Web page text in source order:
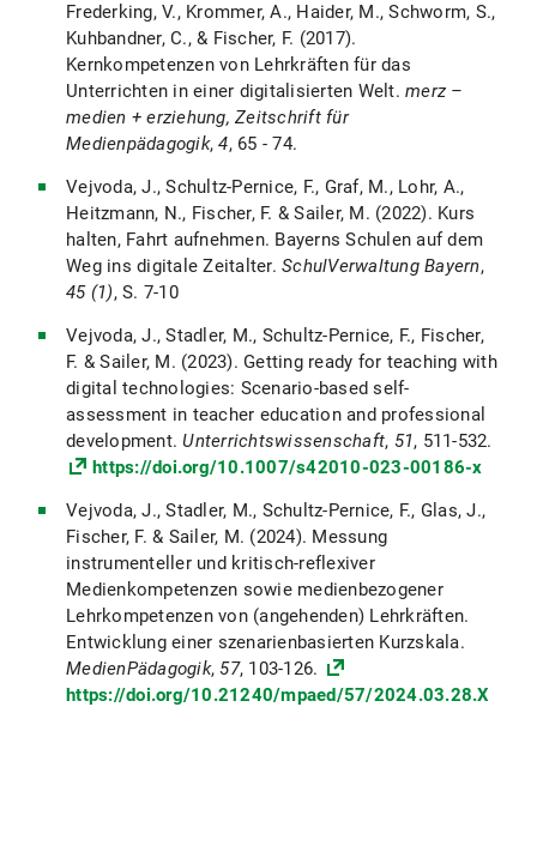
Frederking, V., Krommer, A., Haider, M., Schworm, S.,
Kuhbandner, C., & Fischer, F. (2017).
Kernkompetenzen von Lehrkräften für das
Unterrichten in einer digitalisierten Welt. merz –
medien + erziehung, Zeitschrift für
Medienpädagogik,4, 65 - 74.
Vejvoda, J., Schultz-Pernice, F., Graf, M., Lohr, A.,
Heitzmann, N., Fischer, F. & Sailer, M. (2022). Kurs
halten, Fahrt aufnehmen. Bayerns Schulen auf dem
Weg ins digitale Zeitalter. SchulVerwaltung Bayern,
45 (1), S. 7-10
Vejvoda, J., Stadler, M., Schultz-Pernice, F., Fischer,
F. & Sailer, M. (2023). Getting ready for teaching with
digital technologies: Scenario-based self-
assessment in teacher education and professional
development.Unterrichtswissenschaft, 51, 511-532.
https://doi.org/10.1007/s42010-023-00186-x
Vejvoda, J., Stadler, M., Schultz-Pernice, F., Glas, J.,
Fischer, F. & Sailer, M. (2024). Messung
instrumenteller und kritisch-reflexiver
Medienkompetenzen sowie medienbezogener
Lehrkompetenzen von (angehenden) Lehrkräften.
Entwicklung einer szenarienbasierten Kurzskala.
MedienPädagogik, 57, 103-126.
https://doi.org/10.21240/mpaed/57/2024.03.28.X